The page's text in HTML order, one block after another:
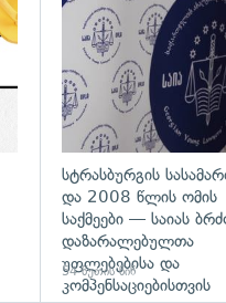
სტრასბურგის
და 2008 წლის ომის
საქმეები — საიას
დაზარალებულთა
უფლებებისა და
კომპენსაციებისთვის
54 წუთის წინ